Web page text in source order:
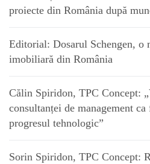
proiecte din România după
Editorial: Dosarul Schengen, o
imobiliară din România
Călin Spiridon, TPC Concept:
consultanței de management
progresul tehnologic”
Sorin Spiridon, TPC Concept: